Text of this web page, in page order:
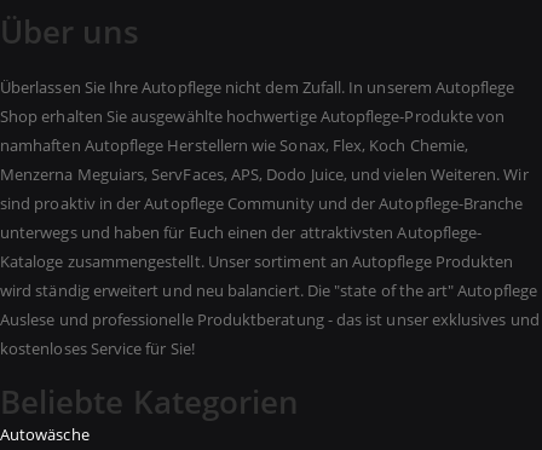
Über uns
Überlassen Sie Ihre Autopflege nicht dem Zufall. In unserem Autopflege
Shop erhalten Sie ausgewählte hochwertige Autopflege-Produkte von
namhaften Autopflege Herstellern wie Sonax, Flex, Koch Chemie,
Menzerna Meguiars, ServFaces, APS, Dodo Juice, und vielen Weiteren. Wir
sind proaktiv in der Autopflege Community und der Autopflege-Branche
unterwegs und haben für Euch einen der attraktivsten Autopflege-
Kataloge zusammengestellt. Unser sortiment an Autopflege Produkten
wird ständig erweitert und neu balanciert. Die "state of the art" Autopflege
Auslese und professionelle Produktberatung - das ist unser exklusives und
kostenloses Service für Sie!
Beliebte Kategorien
Autowäsche